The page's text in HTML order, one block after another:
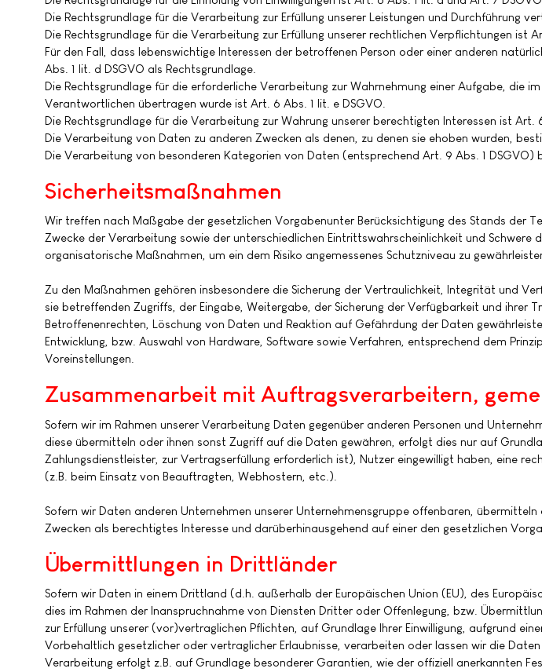
Die Rechtsgrundlage für die Verarbeitung zur Erfüllung unserer Leistungen und Durchführung
Die Rechtsgrundlage für die Verarbeitung zur Erfüllung unserer rechtlichen Verpflichtungen ist
Für den Fall, dass lebenswichtige Interessen der betroffenen Person oder einer anderen
Abs. 1 lit. d DSGVO als Rechtsgrundlage.
Die Rechtsgrundlage für die erforderliche Verarbeitung zur Wahrnehmung einer Aufgabe, die
Verantwortlichen übertragen wurde ist Art. 6 Abs. 1 lit. e DSGVO.
Die Rechtsgrundlage für die Verarbeitung zur Wahrung unserer berechtigten Interessen ist Art.
Die Verarbeitung von Daten zu anderen Zwecken als denen, zu denen sie ehoben wurden,
Die Verarbeitung von besonderen Kategorien von Daten (entsprechend Art. 9 Abs. 1
Sicherheitsmaßnahmen
Wir treffen nach Maßgabe der gesetzlichen Vorgabenunter Berücksichtigung des Stands der
Zwecke der Verarbeitung sowie der unterschiedlichen Eintrittswahrscheinlichkeit und Schwere
organisatorische Maßnahmen, um ein dem Risiko angemessenes Schutzniveau zu
Zu den Maßnahmen gehören insbesondere die Sicherung der Vertraulichkeit, Integrität und
sie betreffenden Zugriffs, der Eingabe, Weitergabe, der Sicherung der Verfügbarkeit und ihrer
Betroffenenrechten, Löschung von Daten und Reaktion auf Gefährdung der Daten
Entwicklung, bzw. Auswahl von Hardware, Software sowie Verfahren, entsprechend dem
Voreinstellungen.
Zusammenarbeit mit Auftragsverarbeitern,
Sofern wir im Rahmen unserer Verarbeitung Daten gegenüber anderen Personen und
diese übermitteln oder ihnen sonst Zugriff auf die Daten gewähren, erfolgt dies nur auf
Zahlungsdienstleister, zur Vertragserfüllung erforderlich ist), Nutzer eingewilligt haben, eine
(z.B. beim Einsatz von Beauftragten, Webhostern, etc.).
Sofern wir Daten anderen Unternehmen unserer Unternehmensgruppe offenbaren,
Zwecken als berechtigtes Interesse und darüberhinausgehend auf einer den gesetzlichen
Übermittlungen in Drittländer
Sofern wir Daten in einem Drittland (d.h. außerhalb der Europäischen Union (EU), des
dies im Rahmen der Inanspruchnahme von Diensten Dritter oder Offenlegung, bzw.
zur Erfüllung unserer (vor)vertraglichen Pflichten, auf Grundlage Ihrer Einwilligung, aufgrund
Vorbehaltlich gesetzlicher oder vertraglicher Erlaubnisse, verarbeiten oder lassen wir die
Verarbeitung erfolgt z.B. auf Grundlage besonderer Garantien, wie der offiziell anerkannten